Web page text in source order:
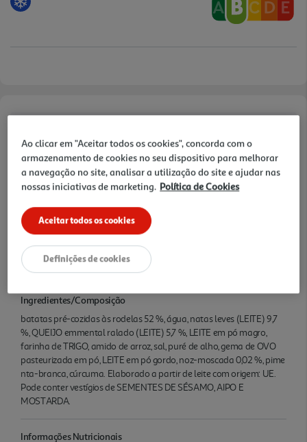
Para estar o mais próximo possível de um prato que teria feito em
casa! Formulámos esta receita para si: sem aromas, sem corantes,
sem conservantes.
Características
Quantidade Liquida
0.45 KG
Ingredientes/Composição
batatas pré-cozidas às rodelas 52 %, água, natas leves (LEITE) 9,7
%, QUEIJO emmental ralado (LEITE) 5,7 %, LEITE em pó magro,
farinha de TRIGO, amido de arroz, sal, puré de alho, gema de OVO
pasteurizada em pó, LEITE em pó gordo, noz-moscada 0,02 %, pime
nta-branca, cúrcuma. Elaborado a partir de leite com origem: UE.
Pode conter vestígios de SEMENTES DE SÉSAMO, AIPO E
MOSTARDA.
Informações Nutricionais
Ao clicar em "Aceitar todos os cookies", concorda com o
armazenamento de cookies no seu dispositivo para melhorar
a navegação no site, analisar a utilização do site e ajudar nas
nossas iniciativas de marketing. Política de Cookies
Aceitar todos os cookies
Definições de cookies